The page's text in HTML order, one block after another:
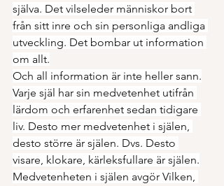
själva. Det vilseleder människor bort
från sitt inre och sin personliga andliga
utveckling. Det bombar ut information
om allt.
Och all information är inte heller sann.
Varje själ har sin medvetenhet utifrån
lärdom och erfarenhet sedan tidigare
liv. Desto mer medvetenhet i själen,
desto större är själen. Dvs. Desto
visare, klokare, kärleksfullare är själen.
Medvetenheten i själen avgör Vilken,